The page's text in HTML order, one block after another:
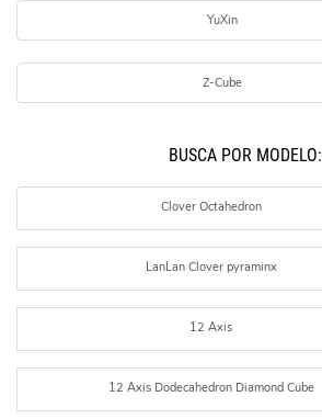
YuXin
Z-Cube
BUSCÁ POR MODELO:
Clover Octahedron
LanLan Clover pyraminx
12 Axis
12 Axis Dodecahedron Diamond Cube